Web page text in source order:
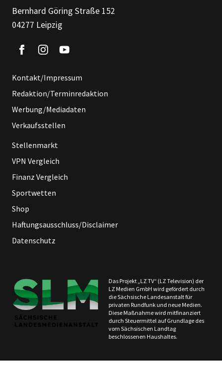
Bernhard Göring Straße 152
04277 Leipzig
Kontakt/Impressum
Redaktion/Terminredaktion
Werbung/Mediadaten
Verkaufsstellen
Stellenmarkt
VPN Vergleich
Finanz Vergleich
Sportwetten
Shop
Haftungsausschluss/Disclaimer
Datenschutz
Das Projekt „LZ TV“ (LZ Television) der
LZ Medien GmbH wird gefördert durch
die Sächsische Landesanstalt für
privaten Rundfunk und neue Medien.
Diese Maßnahme wird mitfinanziert
durch Steuermittel auf Grundlage des
vom Sächsischen Landtag
beschlossenen Haushaltes.